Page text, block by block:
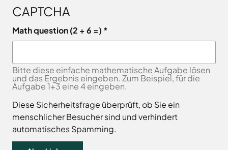
CAPTCHA
Math question (2 + 6 =)
Bitte diese einfache mathematische Aufgabe lösen
und das Ergebnis eingeben. Zum Beispiel, für die
Aufgabe 1+3 eine 4 eingeben.
Diese Sicherheitsfrage überprüft, ob Sie ein
menschlicher Besucher sind und verhindert
automatisches Spamming.
Tourismusgesellschaft
Osnabrücker
Land
GmbH
Osnabrück
Volkshochschule
Osnabrücker
Land
Wirtschaftsförderungsgesellschaft
Osnabrücker
Land
Karte
aufrufen
Bohmte
Bramsche
Dissen
Georgsmarienhütte
Glandorf
Hagen
Hasbergen
Hilter
Melle